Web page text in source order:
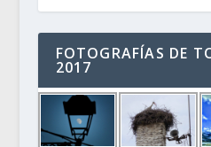
FOTOGRAFÍAS DE
2017